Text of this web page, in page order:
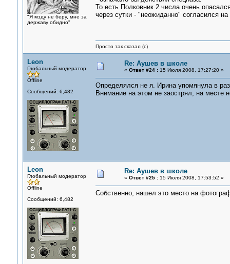
"Я мзду не беру, мне за
державу обидно"
То есть Полковник 2 числа очень
через сутки - "неожиданно" согласился
Просто так сказал (с)
Leon
Глобальный модератор
Offline
Сообщений: 6,482
Re: Аушев в школе
« Ответ #24 :15 Июля 2008, 17:27:20 »
Определялся не я. Ирина упомянула в
Внимание на этом не заострял, на месте
Leon
Глобальный модератор
Offline
Сообщений: 6,482
Re: Аушев в школе
« Ответ #25 :15 Июля 2008, 17:53:52 »
Собственно, нашел это место на